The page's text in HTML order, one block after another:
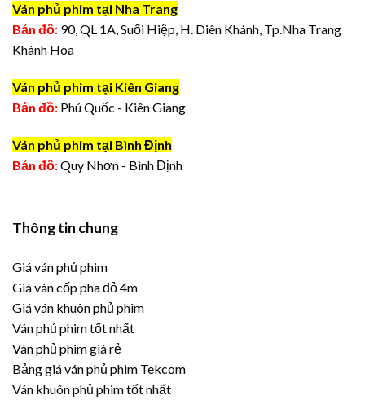
Ván phủ phim tại Nha Trang
Bản đồ: 90, QL 1A, Suối Hiệp, H. Diên Khánh, Tp.Nha Trang
Khánh Hòa
Ván phủ phim tại Kiên Giang
Bản đồ: Phú Quốc - Kiên Giang
Ván phủ phim tại Bình Định
Bản đồ:Quy Nhơn - Bình Định
Thông tin chung
Giá ván phủ phim
Giá ván cốp pha đỏ 4m
Giá ván khuôn phủ phim
Ván phủ phim tốt nhất
Ván phủ phim giá rẻ
Bảng giá ván phủ phim Tekcom
Ván khuôn phủ phim tốt nhất